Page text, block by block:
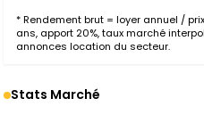
* Rendement brut = loyer annuel /
ans, apport 20%, taux marché
annonces location du secteur.
Stats Marché